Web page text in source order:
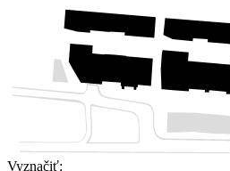
Vyznačiť: